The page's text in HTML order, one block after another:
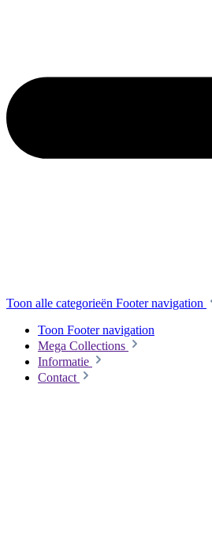
Toon alle categorieën Footer navigation
Toon Footer navigation
Mega Collections
Informatie
Contact